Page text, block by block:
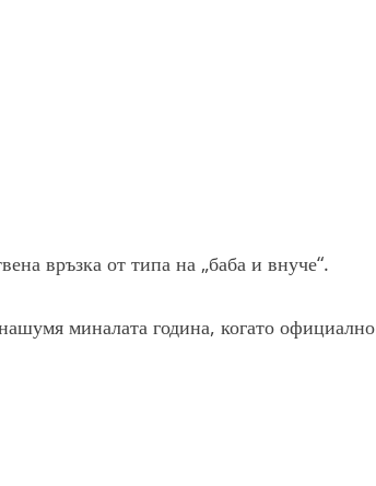
връзка от типа на „баба и внуче“.
миналата година, когато официално